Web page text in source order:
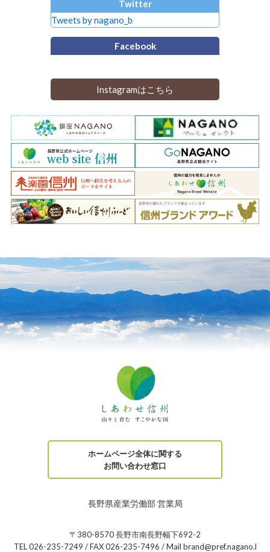
Twitter
Tweets by nagano_b
Facebook
Instagramはこちら
ホームページ全体に関する
お問い合わせ窓口
長野県産業労働部 営業局
〒380-8570 長野市南長野幅下692-2
TEL 026-235-7249 / FAX 026-235-7496 / Mail brand@pref.nagano.l